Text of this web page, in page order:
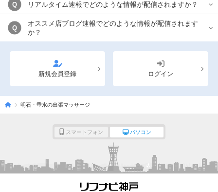
Q リアルタイム速報でどのような情報が配信されますか？
Q
オススメ店ブログ速報でどのような情報が配信されます
か？
新規会員登録 ログイン
明石・垂水の出張マッサージ
スマートフォン パソコン